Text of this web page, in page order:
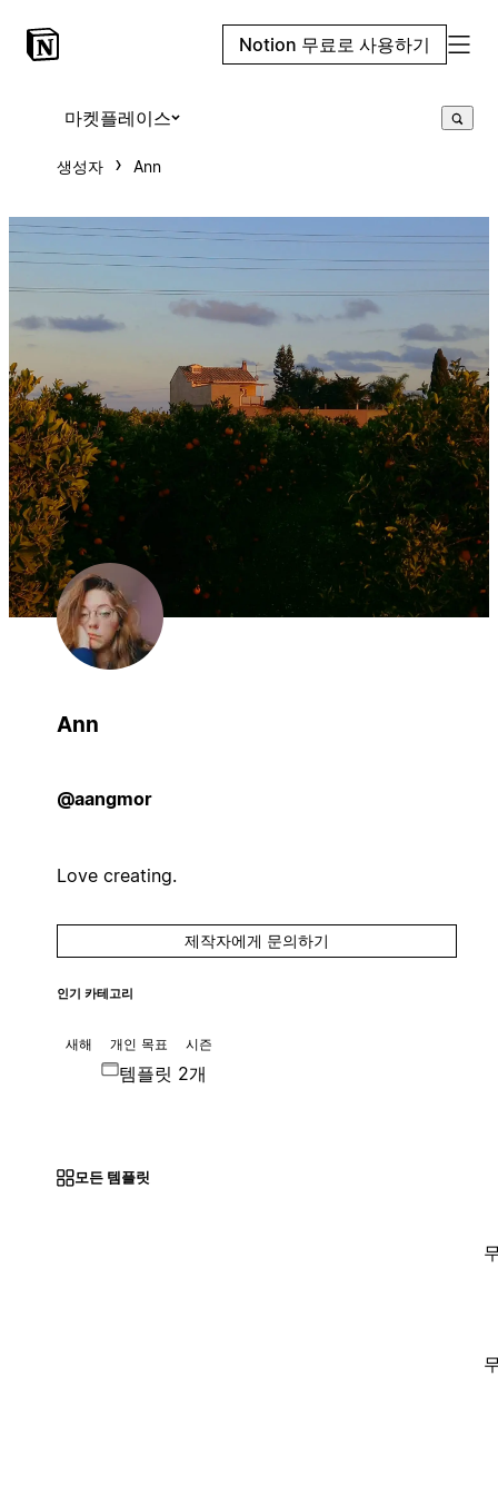
Notion 무료로 사용하기
마켓플레이스
생성자 Ann
Ann
@aangmor
Love creating.
제작자에게 문의하기
인기 카테고리
새해 개인 목표 시즌
템플릿 2개
모든 템플릿